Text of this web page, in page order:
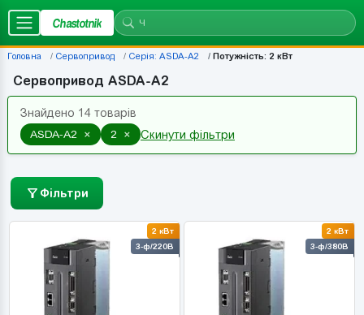
Chastotnik
Головна Сервопривод Серія: ASDA-A2 Потужність: 2 кВт
Сервопривод ASDA-A2
Знайдено 14 товарів
ASDA-A2
× 2 × Скинути фільтри
Фільтри
2 кВт
3-ф/220В
2 кВт
3-ф/380В